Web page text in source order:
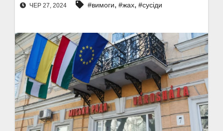
ЧЕР 27, 2024 #вимоги, #жах, #сусіди